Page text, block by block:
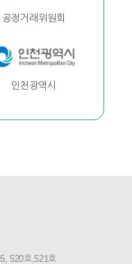
공정거래위원회
인천광역시
520호,521호